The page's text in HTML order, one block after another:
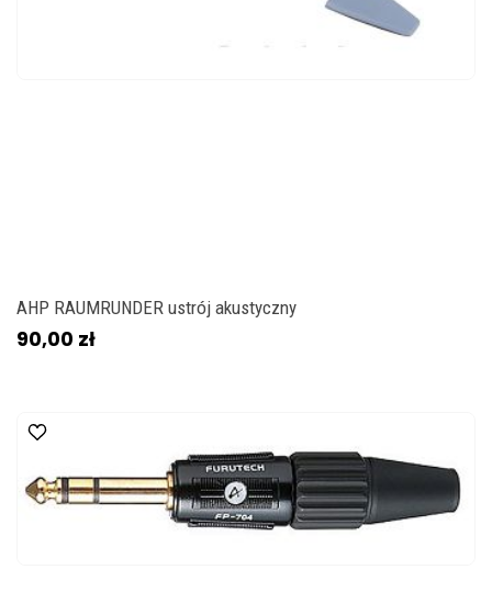
AHP RAUMRUNDER ustrój akustyczny
90,00 zł